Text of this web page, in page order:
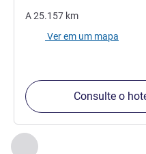
Anterior - Nossos
Página , Nossos
A25.157 km
Ver em um mapa
Consulte o